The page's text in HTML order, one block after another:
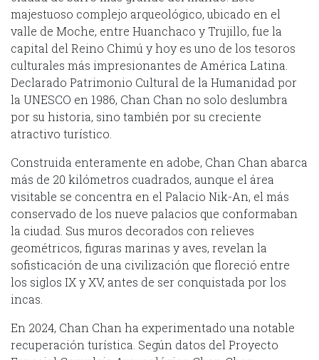
majestuoso complejo arqueológico, ubicado en el
valle de Moche, entre Huanchaco y Trujillo, fue la
capital del Reino Chimú y hoy es uno de los tesoros
culturales más impresionantes de América Latina.
Declarado Patrimonio Cultural de la Humanidad por
la UNESCO en 1986, Chan Chan no solo deslumbra
por su historia, sino también por su creciente
atractivo turístico.
Construida enteramente en adobe, Chan Chan abarca
más de 20 kilómetros cuadrados, aunque el área
visitable se concentra en el Palacio Nik-An, el más
conservado de los nueve palacios que conformaban
la ciudad. Sus muros decorados con relieves
geométricos, figuras marinas y aves, revelan la
sofisticación de una civilización que floreció entre
los siglos IX y XV, antes de ser conquistada por los
incas.
En 2024, Chan Chan ha experimentado una notable
recuperación turística. Según datos del Proyecto